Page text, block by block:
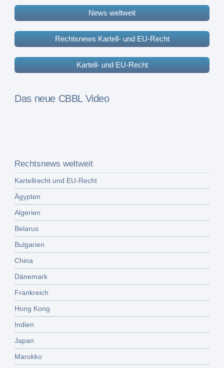
News weltweit
Rechtsnews Kartell- und EU-Recht
Kartell- und EU-Recht
Das neue CBBL Video
Rechtsnews weltweit
Kartellrecht und EU-Recht
Ägypten
Algerien
Belarus
Bulgarien
China
Dänemark
Frankreich
Hong Kong
Indien
Japan
Marokko